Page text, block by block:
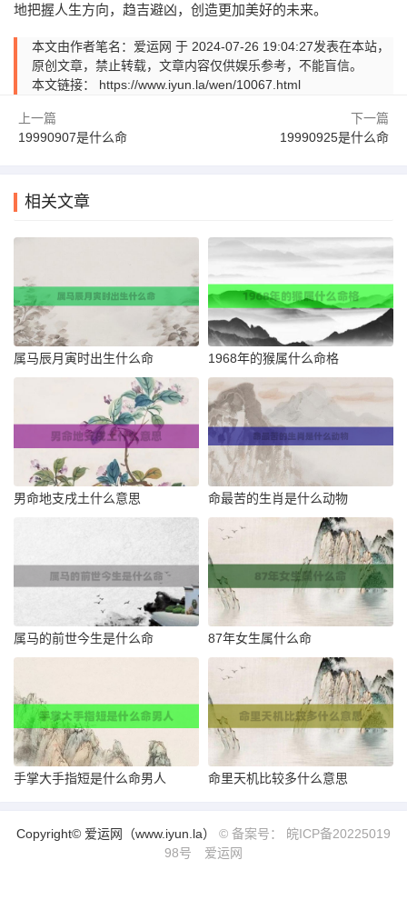
地把握人生方向，趋吉避凶，创造更加美好的未来。
本文由作者笔名：爱运网 于 2024-07-26 19:04:27发表在本站，
原创文章，禁止转载，文章内容仅供娱乐参考，不能盲信。
本文链接： https://www.iyun.la/wen/10067.html
上一篇
19990907是什么命
下一篇
19990925是什么命
相关文章
属马辰月寅时出生什么命 1968年的猴属什么命格
男命地支戌土什么意思 命最苦的生肖是什么动物
属马的前世今生是什么命 87年女生属什么命
手掌大手指短是什么命男人 命里天机比较多什么意思
Copyright© 爱运网（www.iyun.la） © 备案号： 皖ICP备20225019
98号
爱运网